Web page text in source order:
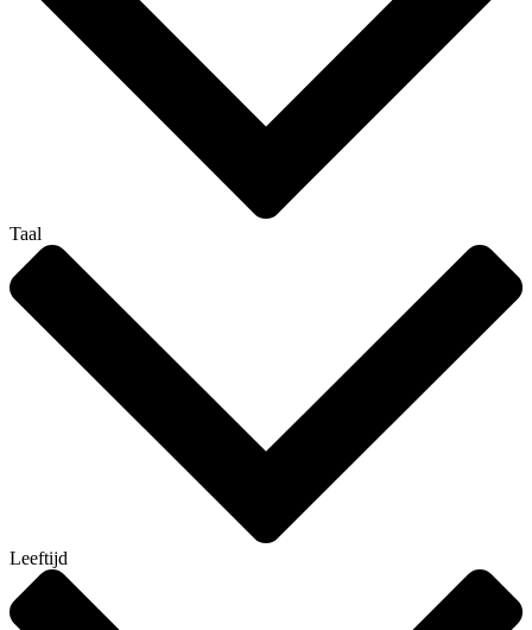
Taal
Leeftijd